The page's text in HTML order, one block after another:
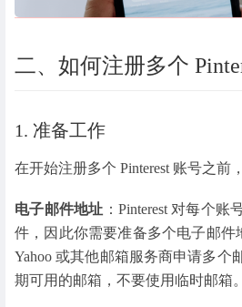
二、如何注册多个
1. 准备工作
在开始注册多个 Pinterest 账号之前
电子邮件地址 ：Pinterest 对每个
件，因此你需要准备多个电子邮件
Yahoo 或其他邮箱服务商申请多个
期可用的邮箱，不要使用临时邮箱。